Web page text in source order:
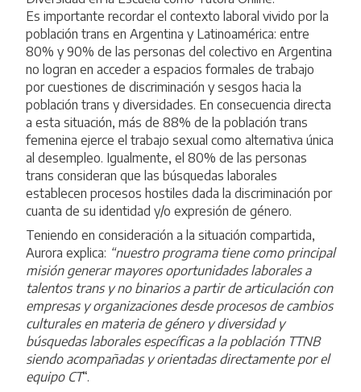
Es importante recordar el contexto laboral vivido por la
población trans en Argentina y Latinoamérica: entre
80% y 90% de las personas del colectivo en Argentina
no logran en acceder a espacios formales de trabajo
por cuestiones de discriminación y sesgos hacia la
población trans y diversidades. En consecuencia directa
a esta situación, más de 88% de la población trans
femenina ejerce el trabajo sexual como alternativa única
al desempleo. Igualmente, el 80% de las personas
trans consideran que las búsquedas laborales
establecen procesos hostiles dada la discriminación por
cuanta de su identidad y/o expresión de género.
Teniendo en consideración a la situación compartida,
Aurora explica: “nuestro programa tiene como principal
misión generar mayores oportunidades laborales a
talentos trans y no binarios a partir de articulación con
empresas y organizaciones desde procesos de cambios
culturales en materia de género y diversidad y
búsquedas laborales específicas a la población TTNB
siendo acompañadas y orientadas directamente por el
equipo CT“.